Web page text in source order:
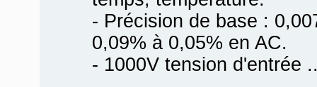
- Précision de base :
0,09% à 0,05% en AC.
- 1000V tension d'entrée